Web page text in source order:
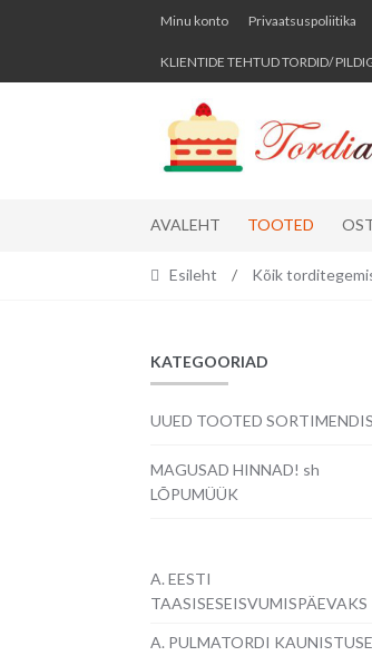
Skip
navigation
Skip
content
Minu konto Privaatsuspoliitika
KLIENTIDE TEHTUD TORDID/
AVALEHT TOOTED
Esileht / Kõik
KATEGOORIAD
UUED TOOTED SORTIMENDIS
MAGUSAD HINNAD! sh
LÕPUMÜÜK
A. EESTI
TAASISESEISVUMISPÄEVAKS
A. PULMATORDI